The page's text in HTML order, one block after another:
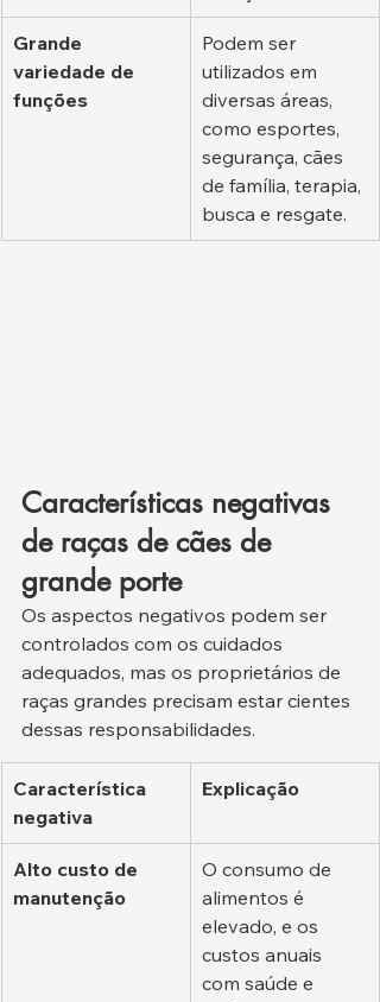
Grande
variedade de
funções
Podem ser
utilizados em
diversas áreas,
como esportes,
segurança, cães
de família, terapia,
busca e resgate.
Características negativas
de raças de cães de
grande porte
Os aspectos negativos podem ser
controlados com os cuidados
adequados, mas os proprietários de
raças grandes precisam estar cientes
dessas responsabilidades.
Característica
negativa
Explicação
Alto custo de
manutenção
O consumo de
alimentos é
elevado, e os
custos anuais
com saúde e